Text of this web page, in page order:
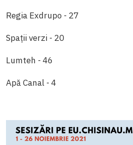
Regia Exdrupo - 27
Spații verzi - 20
Lumteh - 46
Apă Canal - 4